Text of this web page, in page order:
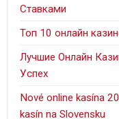
Ставками
Топ 10 онлайн
Лучшие Онлайн
Успех
Nové online kasína
kasín na Slovensku